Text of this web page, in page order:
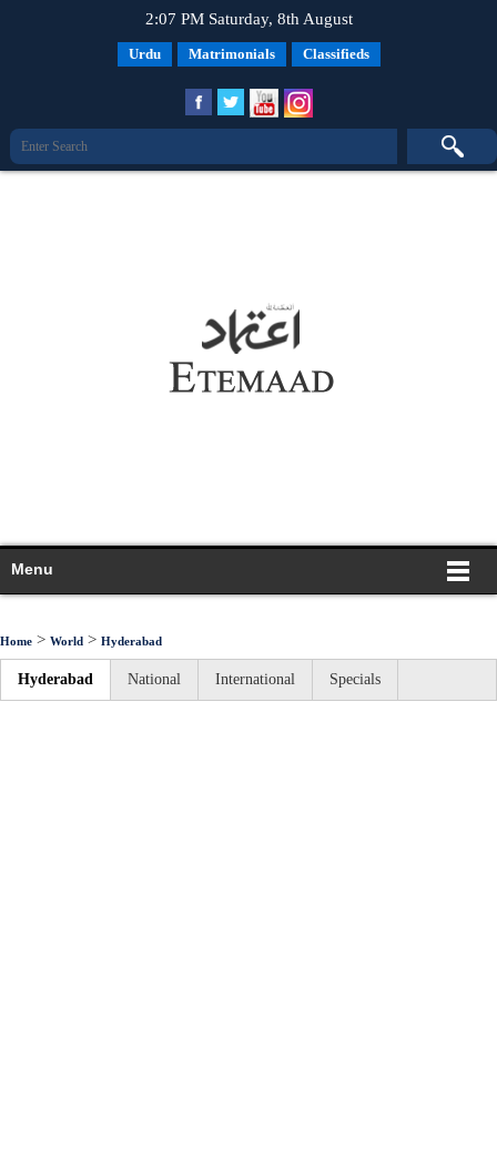
2:07 PM Saturday, 8th August
Urdu Matrimonials Classifieds
Menu
Home > World > Hyderabad
Hyderabad National International Specials